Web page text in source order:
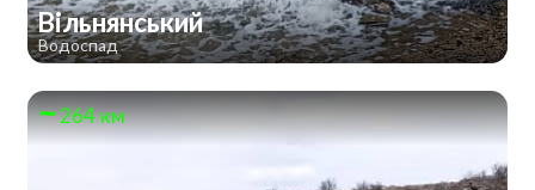
Вільнянський
Водоспад
264 км